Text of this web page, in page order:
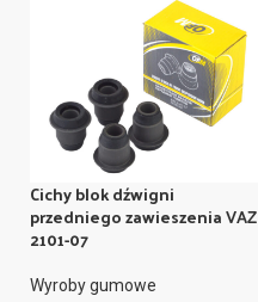
Cichy blok dźwigni
przedniego zawieszenia VAZ
2101-07
Wyroby gumowe